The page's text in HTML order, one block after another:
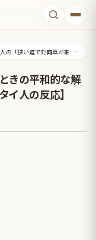
日本人の「狭い道で対向車が来たときの平和的な解決法」にめっちゃ笑ったｗｗｗ【タイ人の反応】
きの平和的な解
人の反応】